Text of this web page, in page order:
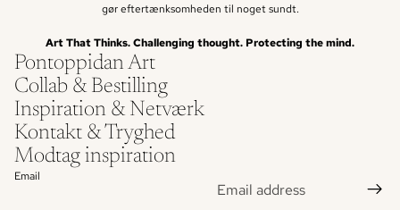
gør eftertænksomheden til noget sundt.
Art That Thinks. Challenging thought. Protecting the mind.
Pontoppidan Art
Collab & Bestilling
Inspiration & Netværk
Kontakt & Tryghed
Modtag inspiration
Email
Refund policy
Privacy policy
Terms of service